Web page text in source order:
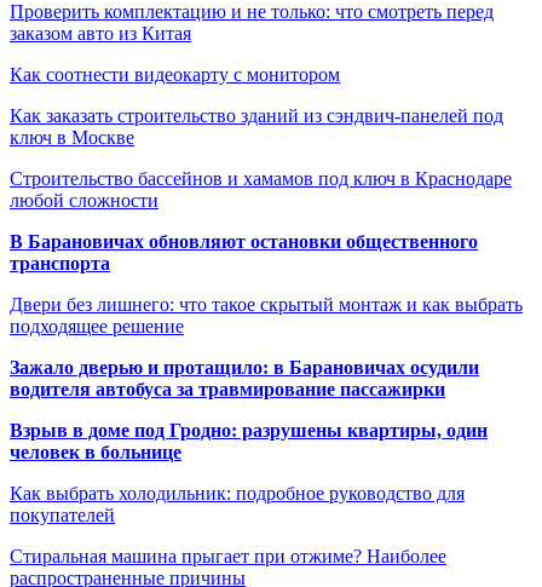
Проверить комплектацию и не только: что смотреть перед
заказом авто из Китая
Как соотнести видеокарту с монитором
Как заказать строительство зданий из сэндвич-панелей под
ключ в Москве
Строительство бассейнов и хамамов под ключ в Краснодаре
любой сложности
В Барановичах обновляют остановки общественного
транспорта
Двери без лишнего: что такое скрытый монтаж и как выбрать
подходящее решение
Зажало дверью и протащило: в Барановичах осудили
водителя автобуса за травмирование пассажирки
Взрыв в доме под Гродно: разрушены квартиры, один
человек в больнице
Как выбрать холодильник: подробное руководство для
покупателей
Стиральная машина прыгает при отжиме? Наиболее
распространенные причины